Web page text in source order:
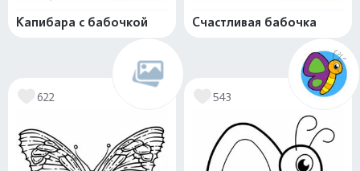
Капибара с бабочкой Счастливая бабочка
622 543